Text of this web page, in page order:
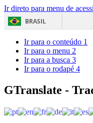
Ir direto para menu de
BRASIL
Ir para o conteúdo 1
Ir para o menu 2
Ir para a busca 3
Ir para o rodapé 4
GTranslate -